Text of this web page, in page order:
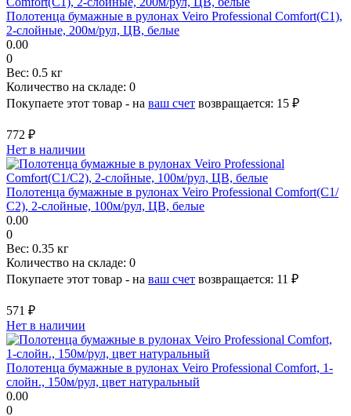
Полотенца бумажные в рулонах Veiro Professional Comfort(С1),
2-слойные, 200м/рул, ЦВ, белые
0.00
0
Вес: 0.5 кг
Количество на складе: 0
Покупаете этот товар - на ваш счет возвращается: 15 ₽
772 ₽
Нет в наличии
Полотенца бумажные в рулонах Veiro Professional Comfort(С1/
С2), 2-слойные, 100м/рул, ЦВ, белые
0.00
0
Вес: 0.35 кг
Количество на складе: 0
Покупаете этот товар - на ваш счет возвращается: 11 ₽
571 ₽
Нет в наличии
Полотенца бумажные в рулонах Veiro Professional Comfort, 1-
слойн., 150м/рул, цвет натуральный
0.00
0